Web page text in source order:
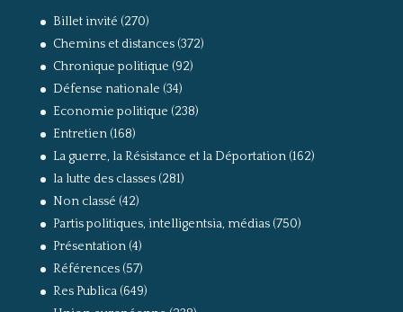
Billet invité (270)
Chemins et distances(372)
Chronique politique (92)
Défense nationale (34)
Economie politique (238)
Entretien(168)
La guerre, la Résistance et la Déportation(162)
la lutte des classes(281)
Non classé (42)
Partis politiques, intelligentsia, médias(750)
Présentation(4)
Références(57)
Res Publica(649)